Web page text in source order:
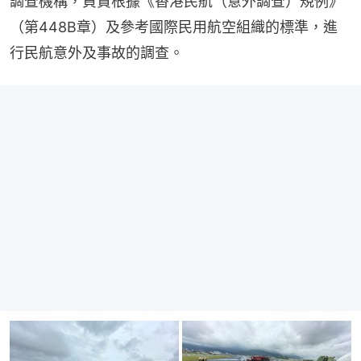
（第448B章）及參考國際民用航空組織的標準，進
行民航意外及事故的調查。